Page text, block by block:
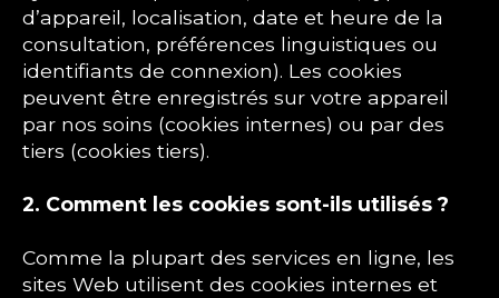
d’appareil, localisation, date et heure de la
consultation, préférences linguistiques ou
identifiants de connexion). Les cookies
peuvent être enregistrés sur votre appareil
par nos soins (cookies internes) ou par des
tiers (cookies tiers).
2. Comment les cookies sont-ils utilisés ?
Comme la plupart des services en ligne, les
sites Web utilisent des cookies internes et